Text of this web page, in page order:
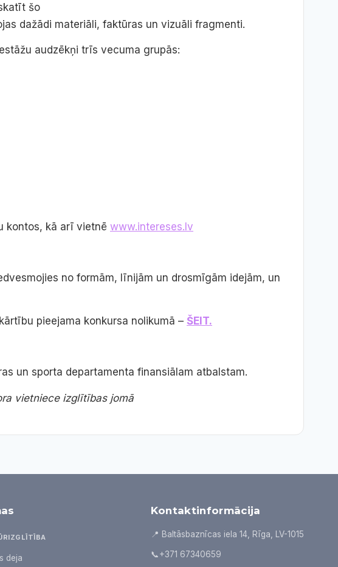
šo
dažādi materiāli, faktūras un vizuāli fragmenti.
audzēkņi trīs vecuma grupās:
kontos, kā arī vietnē www.intereses.lv
no formām, līnijām un drosmīgām idejām, un
pieejama konkursa nolikumā – ŠEIT.
un sporta departamenta finansiālam atbalstam.
vietniece izglītības jomā
deja
Kontaktinformācija
📍 Baltāsbaznīcas iela 14, Rīga, LV-1015
📞+371 67340659